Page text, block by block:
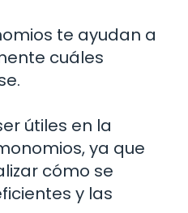
te ayudan a
cuáles
útiles en la
ya que
cómo se
y las